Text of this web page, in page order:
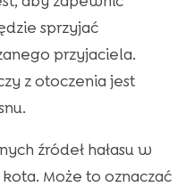
sprzyjać
przyjaciela.
z otoczenia jest
źródeł hałasu w
Może to oznaczać